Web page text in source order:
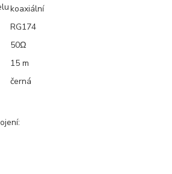
koaxiální
RG174
50Ω
15 m
černá